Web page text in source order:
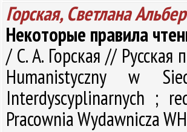
Горская, Светлана
Некоторые правила
/ С. А. Горская //
Humanistyczny w
Interdyscyplinarnych ;
Pracownia Wydawnicza